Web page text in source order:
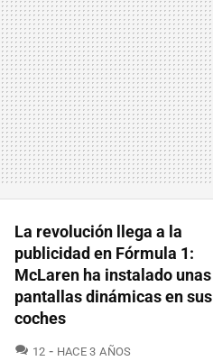
La revolución llega a la
publicidad en Fórmula 1:
McLaren ha instalado unas
pantallas dinámicas en sus
coches
12 COMENTARIOS
HACE 3 AÑOS